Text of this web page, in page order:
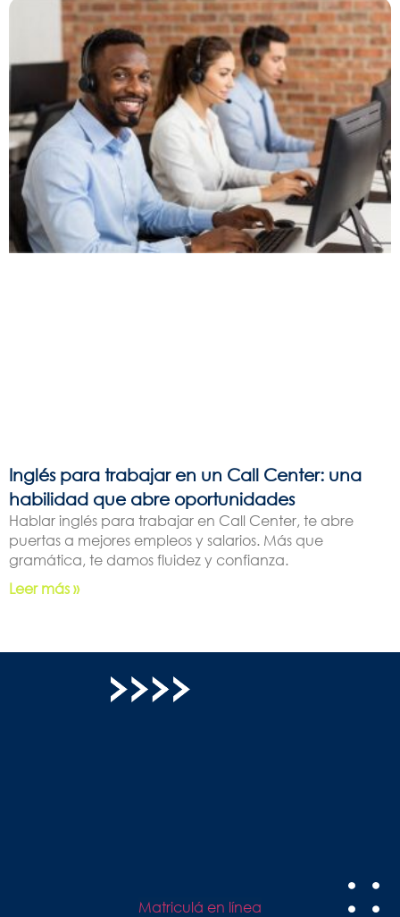
Inglés para trabajar en un Call Center: una
habilidad que abre oportunidades
Hablar inglés para trabajar en Call Center, te abre
puertas a mejores empleos y salarios. Más que
gramática, te damos fluidez y confianza.
Leer más »
Matriculá en línea